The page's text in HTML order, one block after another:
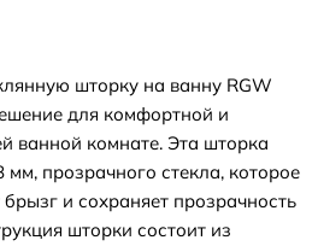
шторку на ванну RGW
для комфортной и
ванной комнате. Эта шторка
прозрачного стекла, которое
и сохраняет прозрачность
шторки состоит из